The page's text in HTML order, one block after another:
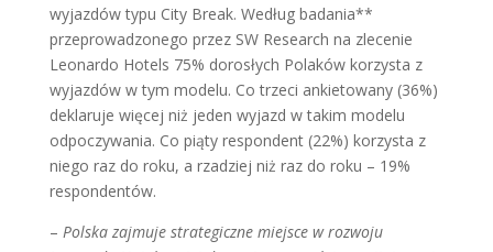
wyjazdów typu City Break. Według badania**
przeprowadzonego przez SW Research na zlecenie
Leonardo Hotels 75% dorosłych Polaków korzysta z
wyjazdów w tym modelu. Co trzeci ankietowany (36%)
deklaruje więcej niż jeden wyjazd w takim modelu
odpoczywania. Co piąty respondent (22%) korzysta z
niego raz do roku, a rzadziej niż raz do roku – 19%
respondentów.
– Polska zajmuje strategiczne miejsce w rozwoju